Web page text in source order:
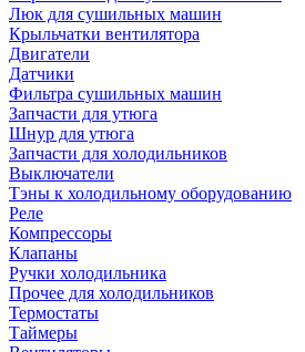
Люк для сушильных машин
Крыльчатки вентилятора
Двигатели
Датчики
Фильтра сушильных машин
Запчасти для утюга
Шнур для утюга
Запчасти для холодильников
Выключатели
Тэны к холодильному оборудованию
Реле
Компрессоры
Клапаны
Ручки холодильника
Прочее для холодильников
Термостаты
Таймеры